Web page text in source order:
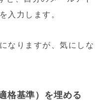
入力します。
なりますが、気にしな
基準）を埋める